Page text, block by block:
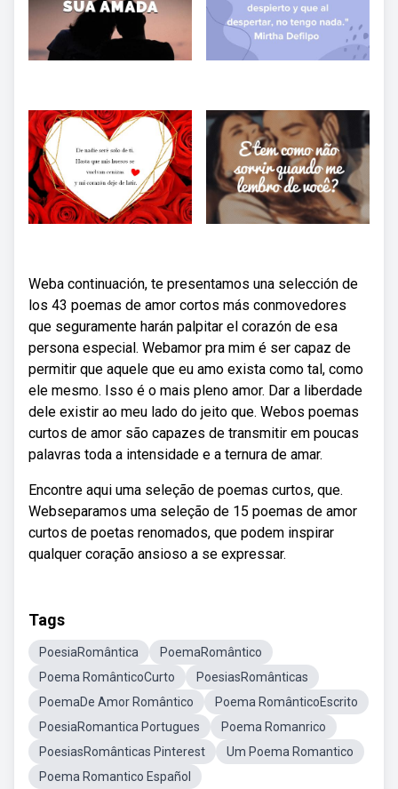
Weba continuación, te presentamos una selección de
los 43 poemas de amor cortos más conmovedores
que seguramente harán palpitar el corazón de esa
persona especial. Webamor pra mim é ser capaz de
permitir que aquele que eu amo exista como tal, como
ele mesmo. Isso é o mais pleno amor. Dar a liberdade
dele existir ao meu lado do jeito que. Webos poemas
curtos de amor são capazes de transmitir em poucas
palavras toda a intensidade e a ternura de amar.
Encontre aqui uma seleção de poemas curtos, que.
Webseparamos uma seleção de 15 poemas de amor
curtos de poetas renomados, que podem inspirar
qualquer coração ansioso a se expressar.
Tags
PoesiaRomântica
PoemaRomântico
Poema RomânticoCurto
PoesiasRomânticas
PoemaDe Amor Romântico
Poema RomânticoEscrito
PoesiaRomantica Portugues
Poema Romanrico
PoesiasRomânticas Pinterest
Um Poema Romantico
Poema Romantico Español